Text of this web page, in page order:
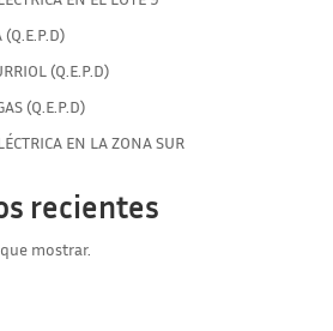
(Q.E.P.D)
(Q.E.P.D)
(Q.E.P.D)
EN LA ZONA SUR
recientes
mostrar.